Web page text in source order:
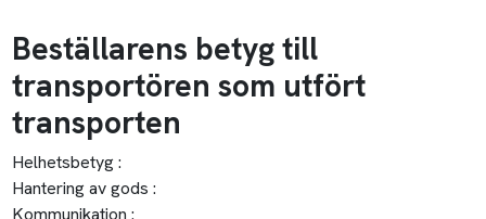
Beställarens betyg till
transportören som utfört
transporten
Helhetsbetyg :
Hantering av gods :
Kommunikation :